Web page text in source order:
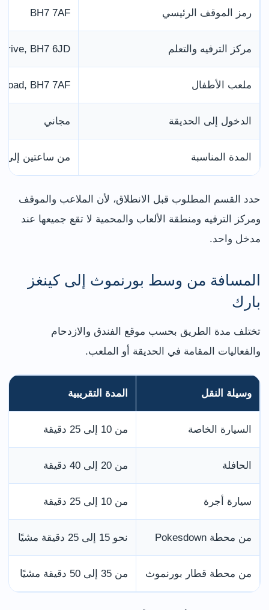
رمز الموقف الرئيسي BH7 7AF
مركز الترفيه والتعلم BH7 6JD
ملعب الأطفال BH7 7AF
الدخول إلى الحديقة مجاني
المدة المناسبة من ساعتين
حدد القسم المطلوب قبل الانطلاق، لأن الملاعب والموقف
ومركز الترفيه ومنطقة الألعاب والمحمية لا تقع جميعها عند
مدخل واحد.
المسافة من وسط بورنموث إلى كينغز
بارك
تختلف مدة الطريق بحسب موقع الفندق والازدحام
والفعاليات المقامة في الحديقة أو الملعب.
وسيلة النقل المدة التقريبية
السيارة الخاصة من 10 إلى 25 دقيقة
الحافلة من 20 إلى 40 دقيقة
سيارة أجرة من 10 إلى 25 دقيقة
من محطة Pokesdown نحو 15 إلى 25 دقيقة مشيًا
من محطة قطار بورنموث من 35 إلى 50 دقيقة مشيًا